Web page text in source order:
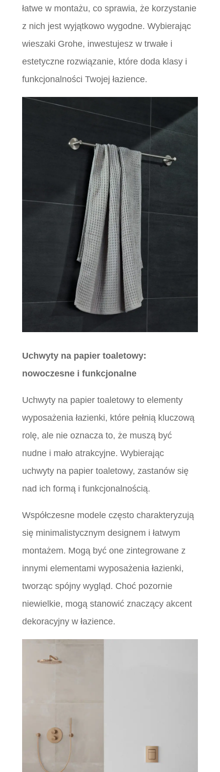
łatwe w montażu, co sprawia, że korzystanie
z nich jest wyjątkowo wygodne. Wybierając
wieszaki Grohe, inwestujesz w trwałe i
estetyczne rozwiązanie, które doda klasy i
funkcjonalności Twojej łazience.
Uchwyty na papier toaletowy:
nowoczesne i funkcjonalne
Uchwyty na papier toaletowy to elementy
wyposażenia łazienki, które pełnią kluczową
rolę, ale nie oznacza to, że muszą być
nudne i mało atrakcyjne. Wybierając
uchwyty na papier toaletowy, zastanów się
nad ich formą i funkcjonalnością.
Współczesne modele często charakteryzują
się minimalistycznym designem i łatwym
montażem. Mogą być one zintegrowane z
innymi elementami wyposażenia łazienki,
tworząc spójny wygląd. Choć pozornie
niewielkie, mogą stanowić znaczący akcent
dekoracyjny w łazience.